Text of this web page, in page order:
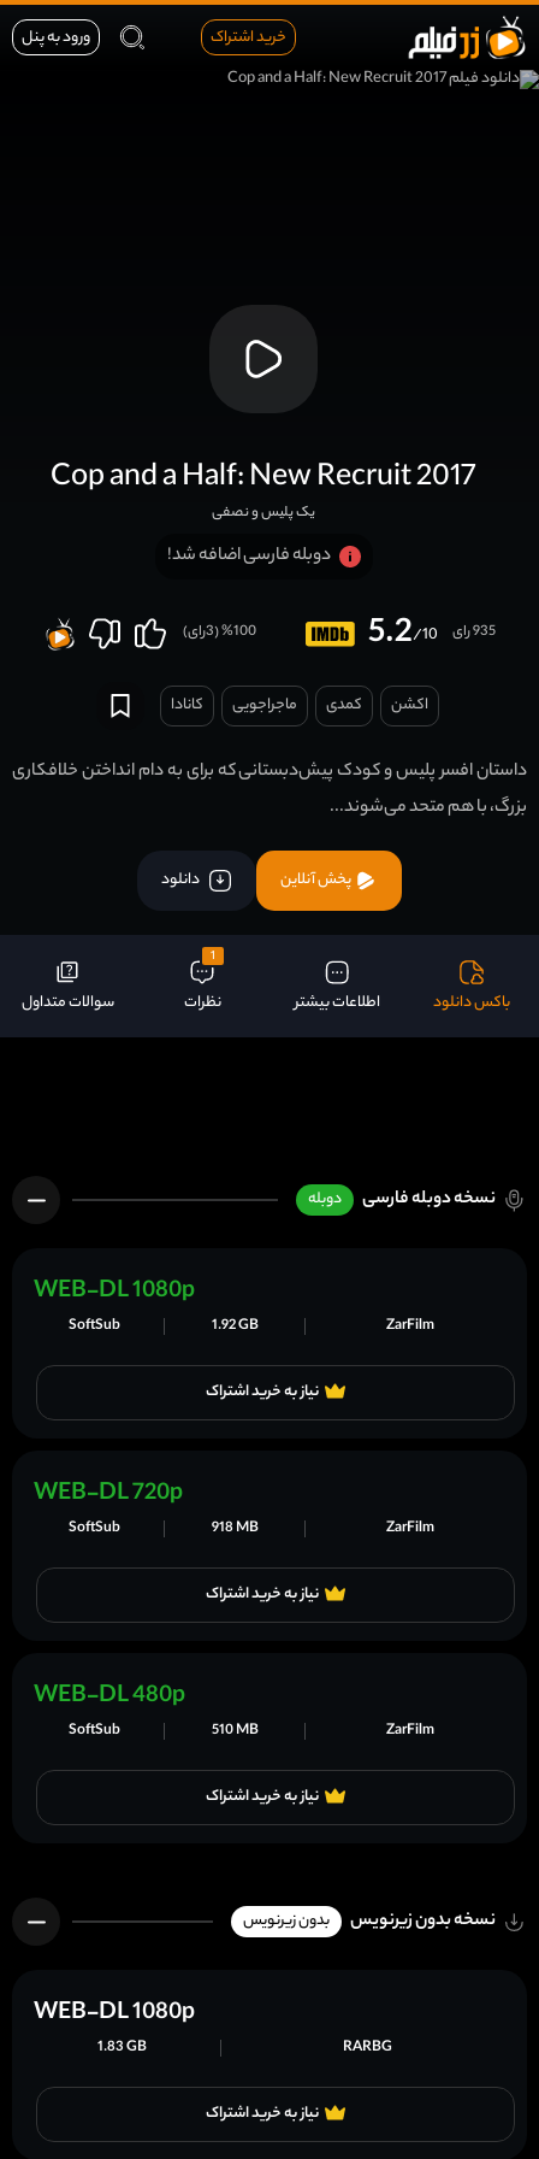
خرید اشتراک ورود به پنل
Cop and a Half: New Recruit 2017
یک پلیس و نصفی
دوبله فارسی اضافه شد!
5.2/10 935 رای 100
% (
3رای)
اکشن کمدی ماجراجویی کانادا
داستان افسر پلیس و کودک پیش‌دبستانی که برای به دام انداختن خلافکاری
بزرگ، با هم متحد می‌شوند...
پخش آنلاین دانلود
باکس دانلود اطلاعات بیشتر
1
نظرات سوالات متداول
نسخه دوبله فارسی دوبله
نیاز به خرید اشتراک
ZarFilm
1.92 GB
SoftSub
WEB-DL 1080p
نیاز به خرید اشتراک
ZarFilm
918 MB
SoftSub
WEB-DL 720p
نیاز به خرید اشتراک
ZarFilm
510 MB
SoftSub
WEB-DL 480p
نسخه بدون زیرنویس بدون زیرنویس
نیاز به خرید اشتراک
RARBG
1.83 GB
WEB-DL 1080p